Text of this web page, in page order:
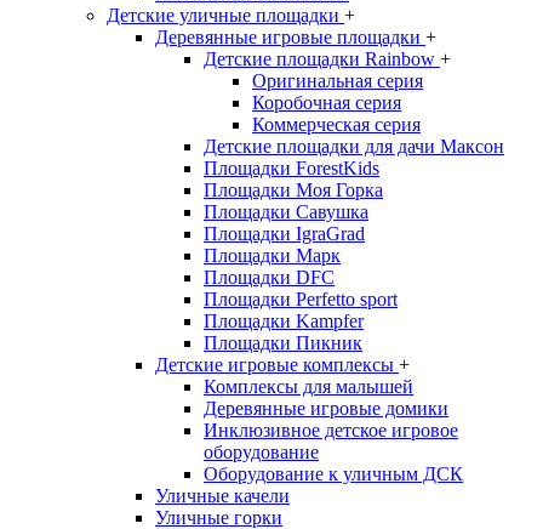
Детские уличные площадки +
Деревянные игровые площадки +
Детские площадки Rainbow +
Оригинальная серия
Коробочная серия
Коммерческая серия
Детские площадки для дачи Максон
Площадки ForestKids
Площадки Моя Горка
Площадки Савушка
Площадки IgraGrad
Площадки Марк
Площадки DFC
Площадки Perfetto sport
Площадки Kampfer
Площадки Пикник
Детские игровые комплексы +
Комплексы для малышей
Деревянные игровые домики
Инклюзивное детское игровое
оборудование
Оборудование к уличным ДСК
Уличные качели
Уличные горки